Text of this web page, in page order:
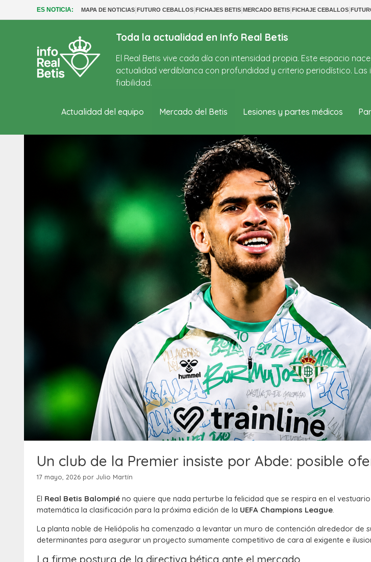
ES NOTICIA: MAPA DE NOTICIAS|FUTURO CEBALLOS|FICHAJES BETIS|MERCADO BETIS|FICHAJE CEBALLOS|
Toda la actualidad en Info Real Betis
El Real Betis vive cada día con intensidad propia. Este espacio
actualidad verdiblanca con profundidad y criterio periodístico.
fiabilidad.
Actualidad del equipo Mercado del Betis Lesiones y partes médicos
Un club de la Premier insiste por Abde: posible
17 mayo, 2026 por Julio Martín
El Real Betis Balompié no quiere que nada perturbe la felicidad que se respira en el
matemática la clasificación para la próxima edición de la UEFA Champions League.
La planta noble de Heliópolis ha comenzado a levantar un muro de contención alrededor de
determinantes para asegurar un proyecto sumamente competitivo de cara al exigente e
La firme postura de la directiva bética ante el mercado